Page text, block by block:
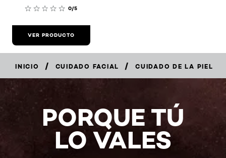
0/5
VER PRODUCTO
INICIO / CUIDADO FACIAL / CUIDADO DE LA PIEL
PORQUE TÚ
LO VALES